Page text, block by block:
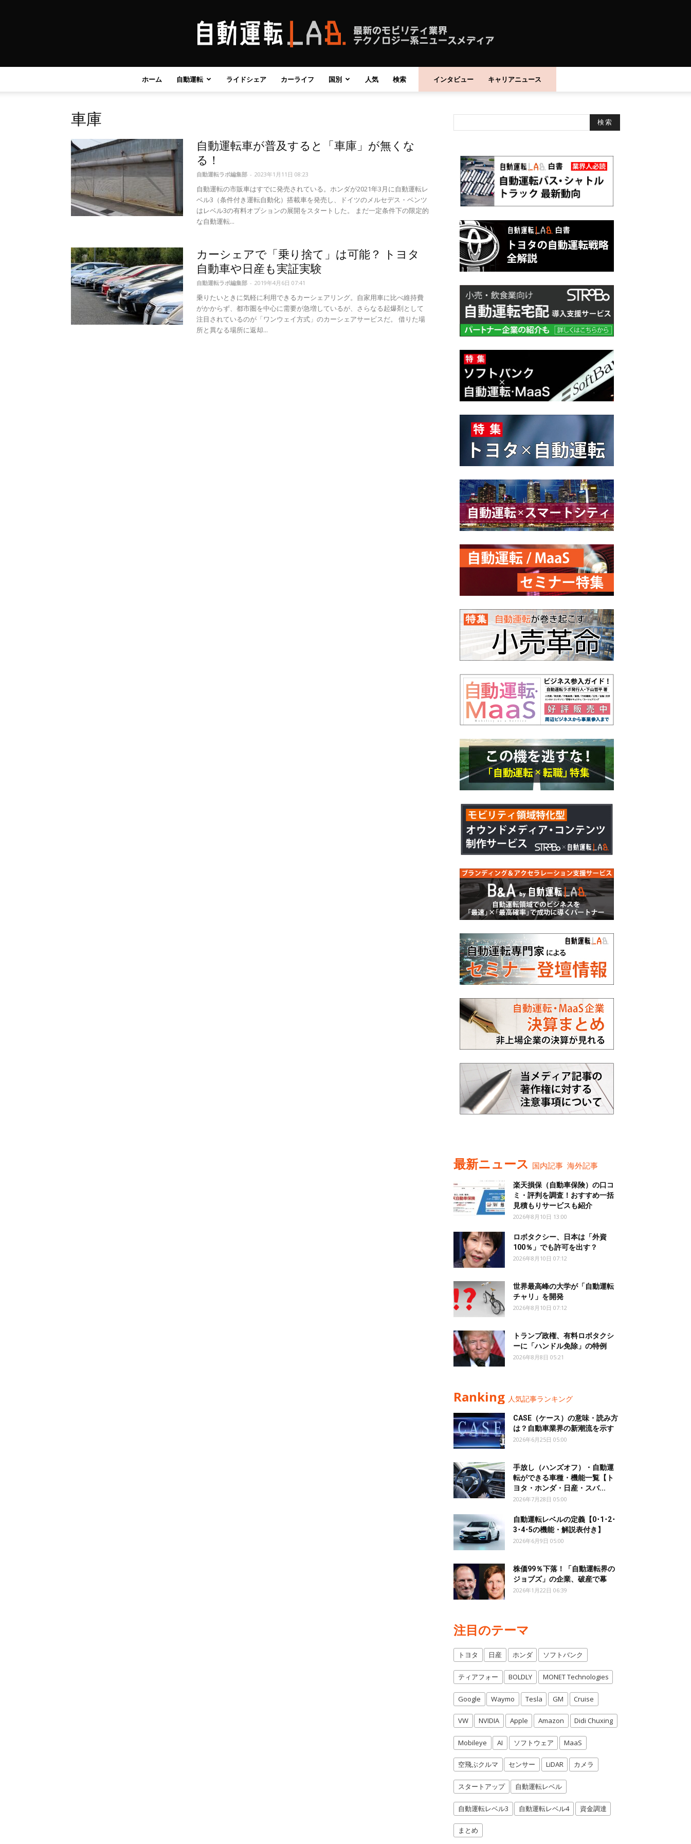
自
動
運
ホーム 自動運転 ライドシェア カーライフ 国別 人気 検索 インタビュー キャリアニュース
車庫
自動運転車が普及すると「車庫」が無くな
る！
自動運転ラボ編集部 - 2023年1月11日 08:23
自動運転の市販車はすでに発売されている。ホンダが2021年3月に自動運転レ
ベル3（条件付き運転自動化）搭載車を発売し、ドイツのメルセデス・ベンツ
はレベル3の有料オプションの展開をスタートした。 まだ一定条件下の限定的
な自動運転...
カーシェアで「乗り捨て」は可能？ トヨタ
自動車や日産も実証実験
自動運転ラボ編集部 - 2019年4月6日 07:41
乗りたいときに気軽に利用できるカーシェアリング。自家用車に比べ維持費
がかからず、都市圏を中心に需要が急増しているが、さらなる起爆剤として
注目されているのが「ワンウェイ方式」のカーシェアサービスだ。 借りた場
所と異なる場所に返却...
最新ニュース 国内記事 海外記事
楽天損保（自動車保険）の口コ
ミ・評判を調査！おすすめ一括
見積もりサービスも紹介
2026年8月10日 13:00
ロボタクシー、日本は「外資
100％」でも許可を出す？
2026年8月10日 07:12
世界最高峰の大学が「自動運転
チャリ」を開発
2026年8月10日 07:12
トランプ政権、有料ロボタクシ
ーに「ハンドル免除」の特例
2026年8月8日 05:21
Ranking 人気記事ランキング
CASE（ケース）の意味・読み方
は？自動車業界の新潮流を示す
2026年6月25日 05:00
手放し（ハンズオフ）・自動運
転ができる車種・機能一覧【ト
ヨタ・ホンダ・日産・スバ...
2026年7月28日 05:00
自動運転レベルの定義【0･1･2･
3･4･5の機能・解説表付き】
2026年6月9日 05:00
株価99％下落！「自動運転界の
ジョブズ」の企業、破産で幕
2026年1月22日 06:39
注目のテーマ
トヨタ 日産 ホンダ ソフトバンク
ティアフォー BOLDLY MONET Technologies
Google Waymo Tesla GM Cruise
VW NVIDIA Apple Amazon Didi Chuxing
Mobileye AI ソフトウェア MaaS
空飛ぶクルマ センサー LiDAR カメラ
スタートアップ 自動運転レベル
自動運転レベル3 自動運転レベル4 資金調達
まとめ